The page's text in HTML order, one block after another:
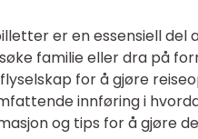
er en essensiell del
familie eller dra på
for å gjøre
innføring i
og tips for å gjøre